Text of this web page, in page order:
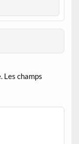
Les champs